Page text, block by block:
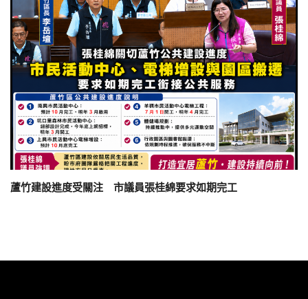
蘆竹建設進度受關注 市議員張桂綿要求如期完工